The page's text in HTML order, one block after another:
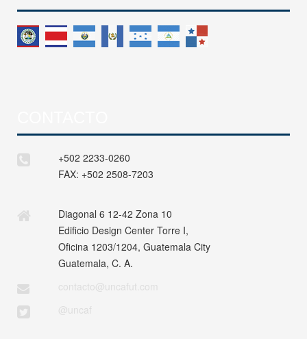
+502 2233-0260
FAX: +502 2508-7203
Diagonal 6 12-42 Zona 10
Edificio Design Center Torre I,
Oficina 1203/1204, Guatemala City
Guatemala, C. A.
contacto@uncafut.com
@uncaf